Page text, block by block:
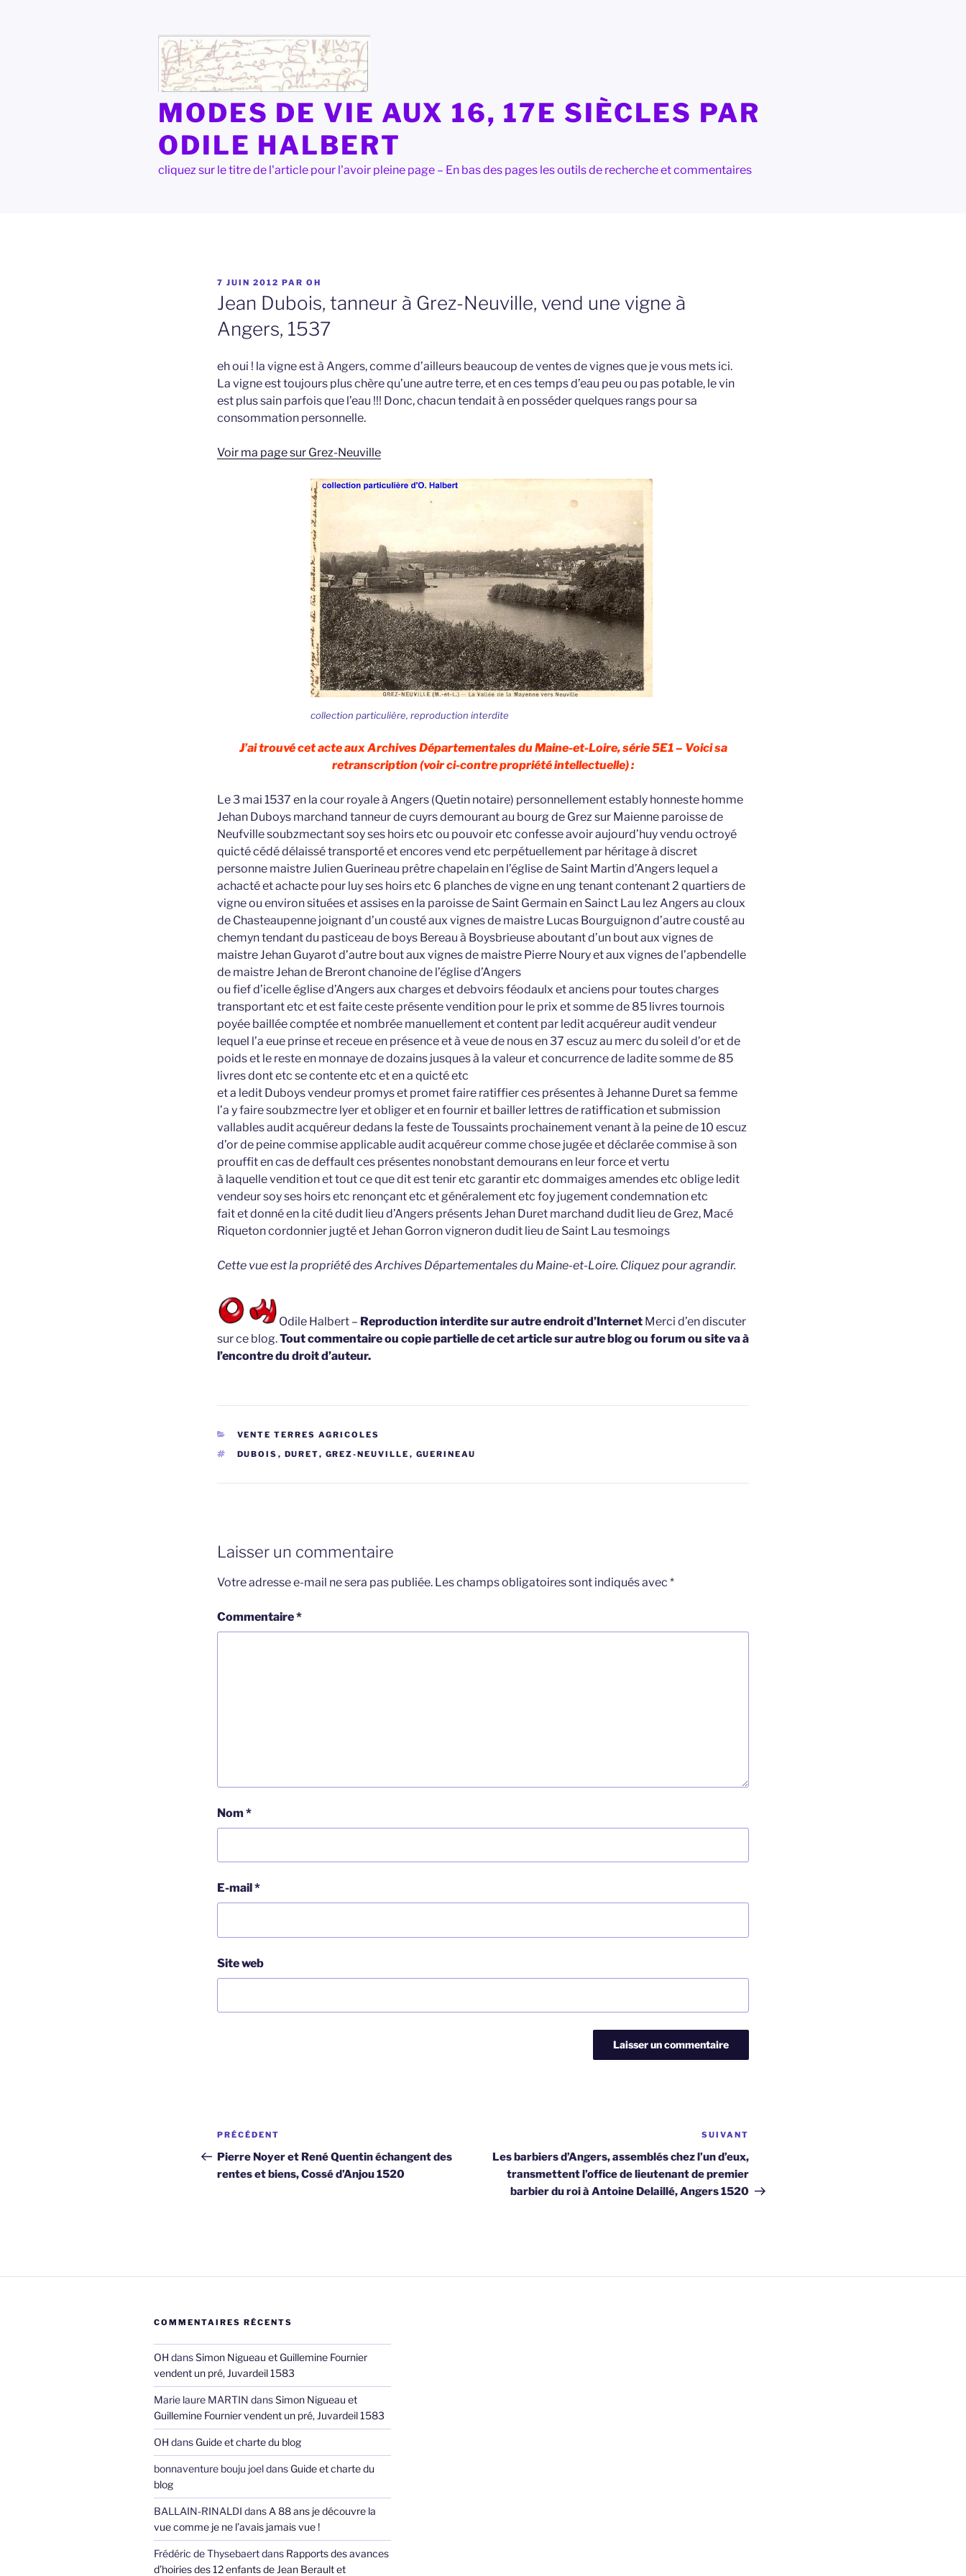
MODES DE VIE AUX 16, 17E SIÈCLES PAR
ODILE HALBERT
cliquez sur le titre de l'article pour l'avoir pleine page – En bas des pages les outils de recherche et commentaires
PUBLIÉ
LE
7 JUIN 2012 PAR OH
Jean Dubois, tanneur à Grez-Neuville, vend une vigne à
Angers, 1537
eh oui ! la vigne est à Angers, comme d’ailleurs beaucoup de ventes de vignes que je vous mets ici.
La vigne est toujours plus chère qu’une autre terre, et en ces temps d’eau peu ou pas potable, le vin
est plus sain parfois que l’eau !!! Donc, chacun tendait à en posséder quelques rangs pour sa
consommation personnelle.
Voir ma page sur Grez-Neuville
collection particulière, reproduction interdite
J’ai trouvé cet acte aux Archives Départementales du Maine-et-Loire, série 5E1 – Voici sa
retranscription (voir ci-contre propriété intellectuelle) :
Le 3 mai 1537 en la cour royale à Angers (Quetin notaire) personnellement estably honneste homme
Jehan Duboys marchand tanneur de cuyrs demourant au bourg de Grez sur Maienne paroisse de
Neufville soubzmectant soy ses hoirs etc ou pouvoir etc confesse avoir aujourd’huy vendu octroyé
quicté cédé délaissé transporté et encores vend etc perpétuellement par héritage à discret
personne maistre Julien Guerineau prêtre chapelain en l’église de Saint Martin d’Angers lequel a
achacté et achacte pour luy ses hoirs etc 6 planches de vigne en ung tenant contenant 2 quartiers de
vigne ou environ situées et assises en la paroisse de Saint Germain en Sainct Lau lez Angers au cloux
de Chasteaupenne joignant d’un cousté aux vignes de maistre Lucas Bourguignon d’autre cousté au
chemyn tendant du pasticeau de boys Bereau à Boysbrieuse aboutant d’un bout aux vignes de
maistre Jehan Guyarot d’autre bout aux vignes de maistre Pierre Noury et aux vignes de l’apbendelle
de maistre Jehan de Breront chanoine de l’église d’Angers
ou fief d’icelle église d’Angers aux charges et debvoirs féodaulx et anciens pour toutes charges
transportant etc et est faite ceste présente vendition pour le prix et somme de 85 livres tournois
poyée baillée comptée et nombrée manuellement et content par ledit acquéreur audit vendeur
lequel l’a eue prinse et receue en présence et à veue de nous en 37 escuz au merc du soleil d’or et de
poids et le reste en monnaye de dozains jusques à la valeur et concurrence de ladite somme de 85
livres dont etc se contente etc et en a quicté etc
et a ledit Duboys vendeur promys et promet faire ratiffier ces présentes à Jehanne Duret sa femme
l’a y faire soubzmectre lyer et obliger et en fournir et bailler lettres de ratiffication et submission
vallables audit acquéreur dedans la feste de Toussaints prochainement venant à la peine de 10 escuz
d’or de peine commise applicable audit acquéreur comme chose jugée et déclarée commise à son
prouffit en cas de deffault ces présentes nonobstant demourans en leur force et vertu
à laquelle vendition et tout ce que dit est tenir etc garantir etc dommaiges amendes etc oblige ledit
vendeur soy ses hoirs etc renonçant etc et généralement etc foy jugement condemnation etc
fait et donné en la cité dudit lieu d’Angers présents Jehan Duret marchand dudit lieu de Grez, Macé
Riqueton cordonnier jugté et Jehan Gorron vigneron dudit lieu de Saint Lau tesmoings
Cette vue est la propriété des Archives Départementales du Maine-et-Loire. Cliquez pour agrandir.
Odile Halbert – Reproduction interdite sur autre endroit d’Internet Merci d’en discuter
sur ce blog.Tout commentaire ou copie partielle de cet article sur autre blog ou forum ou site va à
l’encontre du droit d’auteur.
CATÉGORIES
VENTE TERRES AGRICOLES
ÉTIQUETTES
DUBOIS , DURET, GREZ-NEUVILLE , GUERINEAU
Laisser un commentaire
Votre adresse e-mail ne sera pas publiée. Les champs obligatoires sont indiqués avec *
Commentaire*
Nom *
E-mail *
Site web
Navigation
de
l’article
Article
précédent
PRÉCÉDENT
Pierre Noyer et René Quentin échangent des
rentes et biens, Cossé d’Anjou 1520
SUIVANT
Les barbiers d’Angers, assemblés chez l’un d’eux,
transmettent l’office de lieutenant de premier
barbier du roi à Antoine Delaillé, Angers 1520
COMMENTAIRES RÉCENTS
OH dansSimon Nigueau et Guillemine Fournier
vendent un pré, Juvardeil 1583
Marie laure MARTIN dansSimon Nigueau et
Guillemine Fournier vendent un pré, Juvardeil 1583
OH dans Guide et charte du blog
bonnaventure bouju joeldans Guide et charte du
blog
BALLAIN-RINALDI dans A 88 ans je découvre la
vue comme je ne l’avais jamais vue !
Frédéric de Thysebaertdans Rapports des avances
d’hoiries des 12 enfants de Jean Berault et